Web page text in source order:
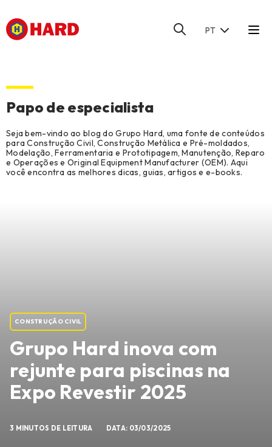
PT
Papo de especialista
Seja bem-vindo ao blog do Grupo Hard, uma fonte de conteúdos
para Construção Civil, Construção Metálica e Pré-moldados,
Modelação, Ferramentaria e Prototipagem, Manutenção, Reparo
e Operações e Original Equipment Manufacturer (OEM). Aqui
você encontra as melhores dicas, guias, artigos e e-books.
CONSTRUÇÃO CIVIL
Grupo Hard inova com
rejunte para piscinas na
Expo Revestir 2025
3 MINUTOS DE LEITURA DATA: 03/03/2025